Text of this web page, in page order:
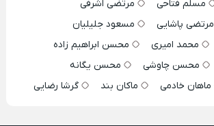
مسلم فتاحی
مرتضی اشرفی
مرتضی پاشایی
مسعود جلیلیان
محمد امیری
محسن ابراهیم زاده
محسن چاوشی
محسن یگانه
ماهان خادمی ماکان بند گرشا رضایی